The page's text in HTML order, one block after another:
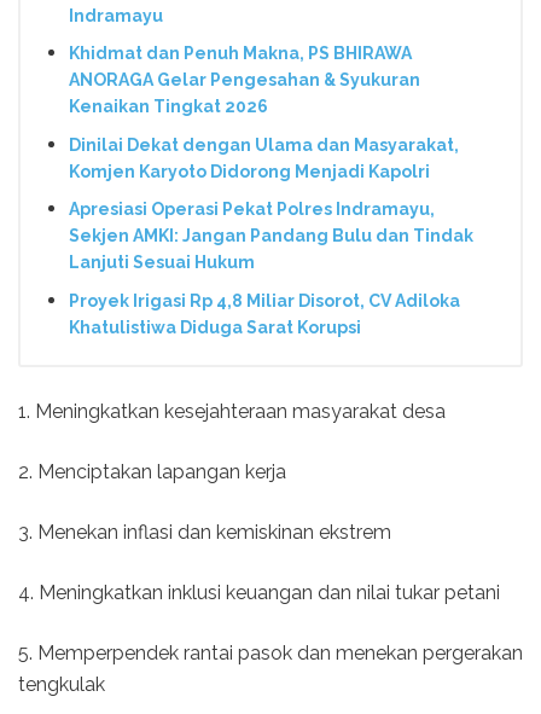
Indramayu
Khidmat dan Penuh Makna, PS BHIRAWA
ANORAGA Gelar Pengesahan & Syukuran
Kenaikan Tingkat 2026
Dinilai Dekat dengan Ulama dan Masyarakat,
Komjen Karyoto Didorong Menjadi Kapolri
Apresiasi Operasi Pekat Polres Indramayu,
Sekjen AMKI: Jangan Pandang Bulu dan Tindak
Lanjuti Sesuai Hukum
Proyek Irigasi Rp 4,8 Miliar Disorot, CV Adiloka
Khatulistiwa Diduga Sarat Korupsi
1. Meningkatkan kesejahteraan masyarakat desa
2. Menciptakan lapangan kerja
3. Menekan inflasi dan kemiskinan ekstrem
4. Meningkatkan inklusi keuangan dan nilai tukar petani
5. Memperpendek rantai pasok dan menekan pergerakan
tengkulak